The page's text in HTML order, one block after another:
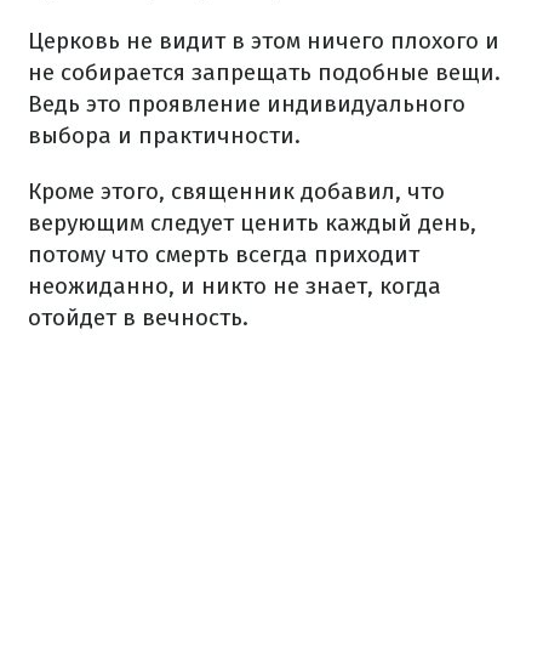
Церковь не видит в этом ничего плохого и
не собирается запрещать подобные вещи.
Ведь это проявление индивидуального
выбора и практичности.
Кроме этого, священник добавил, что
верующим следует ценить каждый день,
потому что смерть всегда приходит
неожиданно, и никто не знает, когда
отойдет в вечность.